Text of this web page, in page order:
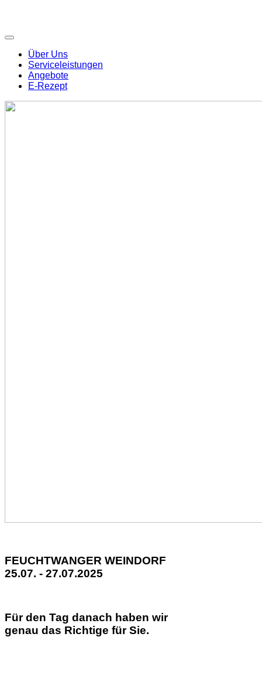
Über Uns
Serviceleistungen
Angebote
E-Rezept
FEUCHTWANGER WEINDORF
25.07. - 27.07.2025
Für den Tag danach haben wir
genau das Richtige für Sie.